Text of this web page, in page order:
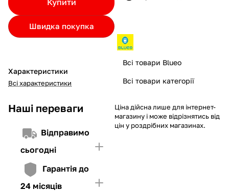
Швидка покупка
Характеристики
Всі характеристики
Наші переваги
Відправимо
сьогодні
Гарантія до
24 місяців
Якщо ліміт нижчий за вартість товару, невистачаючу суму
потрібно внести Першим внеском
4. Мати достатньо коштів для внесення першої частини платежу
та Першого внеску (у разі потреби)
Всі товари Blueo
Всі товари категорії
Ціна дійсна лише для інтернет-
магазину і може відрізнятись від
цін у роздрібних магазинах.